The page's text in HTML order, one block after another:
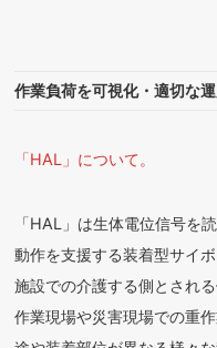
作業負荷を可視化・適切な
「HAL」について。
「HAL」は生体電位信号を
動作を支援する装着型サイ
施設での介護する側とされ
作業現場や災害現場での重